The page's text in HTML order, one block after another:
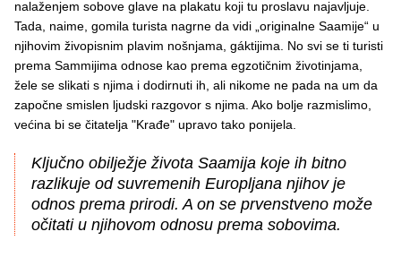
nalaženjem sobove glave na plakatu koji tu proslavu najavljuje.
Tada, naime, gomila turista nagrne da vidi „originalne Saamije“ u
njihovim živopisnim plavim nošnjama, gáktijima. No svi se ti turisti
prema Sammijima odnose kao prema egzotičnim životinjama,
žele se slikati s njima i dodirnuti ih, ali nikome ne pada na um da
započne smislen ljudski razgovor s njima. Ako bolje razmislimo,
većina bi se čitatelja "Krađe" upravo tako ponijela.
Ključno obilježje života Saamija koje ih bitno
razlikuje od suvremenih Europljana njihov je
odnos prema prirodi. A on se prvenstveno može
očitati u njihovom odnosu prema sobovima.